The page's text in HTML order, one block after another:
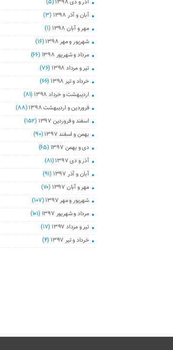
آذر و دی ۱۳۹۸
(۵)
آبان و آذر ۱۳۹۸
(۳)
مهر و آبان ۱۳۹۸
(۱)
شهریور و مهر ۱۳۹۸
(۱۶)
مرداد و شهریور ۱۳۹۸
(۶۶)
تیر و مرداد ۱۳۹۸
(۷۶)
خرداد و تیر ۱۳۹۸
(۶۶)
اردیبهشت و خرداد ۱۳۹۸
(۸۱)
فروردین و اردیبهشت ۱۳۹۸
(۸۸)
اسفند و فروردین ۱۳۹۷
(۱۵۲)
بهمن و اسفند ۱۳۹۷
(۹۰)
دی و بهمن ۱۳۹۷
(۶۵)
آذر و دی ۱۳۹۷
(۸۱)
آبان و آذر ۱۳۹۷
(۹۱)
مهر و آبان ۱۳۹۷
(۷۰)
شهریور و مهر ۱۳۹۷
(۱۰۷)
مرداد و شهریور ۱۳۹۷
(۱۰۱)
تیر و مرداد ۱۳۹۷
(۱۷)
خرداد و تیر ۱۳۹۷
(۴)